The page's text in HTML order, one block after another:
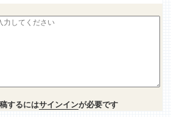
するにはサインインが必要です